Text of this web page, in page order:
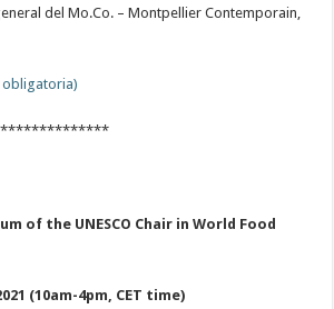
del Mo.Co. – Montpellier Contemporain,
of the UNESCO Chair in World Food
(10am-4pm, CET time)